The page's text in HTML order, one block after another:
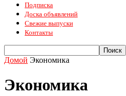
Подписка
Доска объявлений
Свежие выпуски
Контакты
Домой Экономика
Экономика